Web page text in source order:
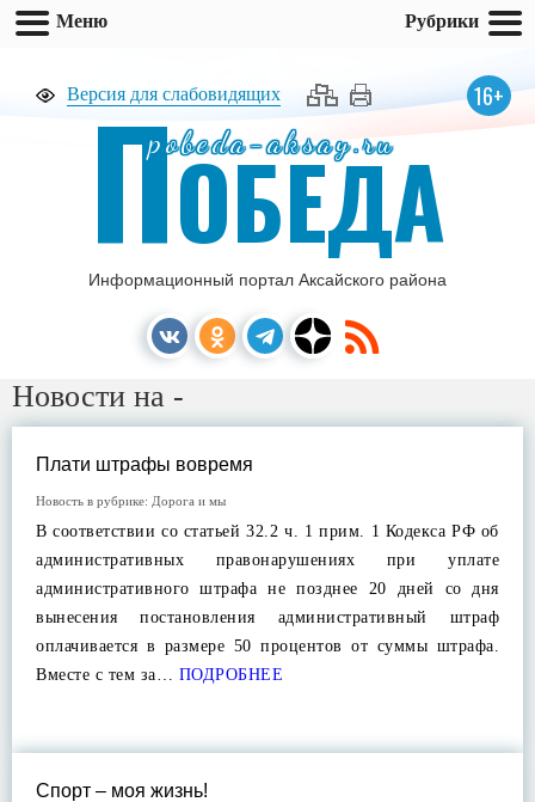
Версия для слабовидящих 16+
pobeda-aksay.ru
ПОБЕДА
Информационный портал Аксайского района
Новости на -
Плати штрафы вовремя
Новость в рубрике: Дорога и мы
В соответствии со статьей 32.2 ч. 1 прим. 1 Кодекса РФ об
административных правонарушениях при уплате
административного штрафа не позднее 20 дней со дня
вынесения постановления административный штраф
оплачивается в размере 50 процентов от суммы штрафа.
Вместе с тем за… ПОДРОБНЕЕ
Спорт – моя жизнь!
Меню Рубрики